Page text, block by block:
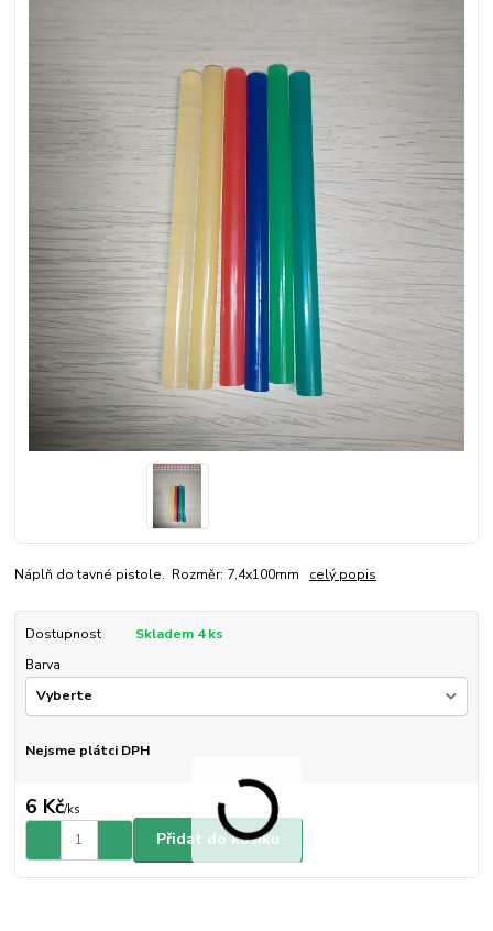
Náplň do tavné pistole. Rozměr: 7,4x100mm celý popis
Dostupnost
Skladem 4 ks
Barva
Nejsme plátci DPH
6 Kč/ks
Přidat do košíku